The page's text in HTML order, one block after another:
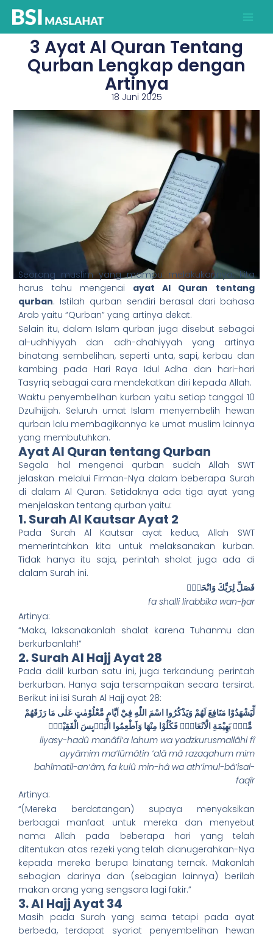
Lewati
3 Ayat Al Quran Tentang
Qurban Lengkap dengan
Artinya
18 Juni 2025
Seorang muslim yang mampu melakukannya, kita
harus tahu mengenai ayat Al Quran tentang
qurban. Istilah qurban sendiri berasal dari bahasa
Arab yaitu “Qurban” yang artinya dekat.
Selain itu, dalam Islam qurban juga disebut sebagai
al-udhhiyyah dan adh-dhahiyyah yang artinya
binatang sembelihan, seperti unta, sapi, kerbau dan
kambing pada Hari Raya Idul Adha dan hari-hari
Tasyriq sebagai cara mendekatkan diri kepada Allah.
Waktu penyembelihan kurban yaitu setiap tanggal 10
Dzulhijjah. Seluruh umat Islam menyembelih hewan
qurban lalu membagikannya ke umat muslim lainnya
yang membutuhkan.
Ayat Al Quran tentang Qurban
Segala hal mengenai qurban sudah Allah SWT
jelaskan melalui Firman-Nya dalam beberapa Surah
di dalam Al Quran. Setidaknya ada tiga ayat yang
menjelaskan tentang qurban yaitu:
1. Surah Al Kautsar Ayat 2
Pada Surah Al Kautsar ayat kedua, Allah SWT
memerintahkan kita untuk melaksanakan kurban.
Tidak hanya itu saja, perintah sholat juga ada di
dalam Surah ini.
فَصَلِّ لِرَبِّكَ وَانْحَرْۗ
fa shalli lirabbika wan-ḫar
Artinya:
“Maka, laksanakanlah shalat karena Tuhanmu dan
berkurbanlah!”
2. Surah Al Hajj Ayat 28
Pada dalil kurban satu ini, juga terkandung perintah
berkurban. Hanya saja tersampaikan secara tersirat.
Berikut ini isi Surah Al Hajj ayat 28:
لِّيَشْهَدُوْا مَنَافِعَ لَهُمْ وَيَذْكُرُوا اسْمَ اللّٰهِ فِيْٓ اَيَّامٍ مَّعْلُوْمٰتٍ عَلٰى مَا رَزَقَهُمْ
مِّنْۢ بَهِيْمَةِ الْاَنْعَامِۚ فَكُلُوْا مِنْهَا وَاَطْعِمُوا الْبَاۤىِٕسَ الْفَقِيْرَۖ
liyasy-hadû manâfi‘a lahum wa yadzkurusmallâhi fî
ayyâmim ma‘lûmâtin ‘alâ mâ razaqahum mim
bahîmatil-an‘âm, fa kulû min-hâ wa ath‘imul-bâ’isal-
faqîr
Artinya:
“(Mereka berdatangan) supaya menyaksikan
berbagai manfaat untuk mereka dan menyebut
nama Allah pada beberapa hari yang telah
ditentukan atas rezeki yang telah dianugerahkan-Nya
kepada mereka berupa binatang ternak. Makanlah
sebagian darinya dan (sebagian lainnya) berilah
makan orang yang sengsara lagi fakir.”
3. Al Hajj Ayat 34
Masih pada Surah yang sama tetapi pada ayat
berbeda, terdapat syariat penyembelihan hewan